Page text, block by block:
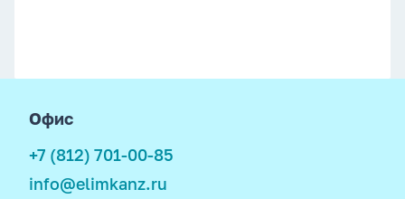
Офис
+7 (812) 701-00-85
info@elimkanz.ru